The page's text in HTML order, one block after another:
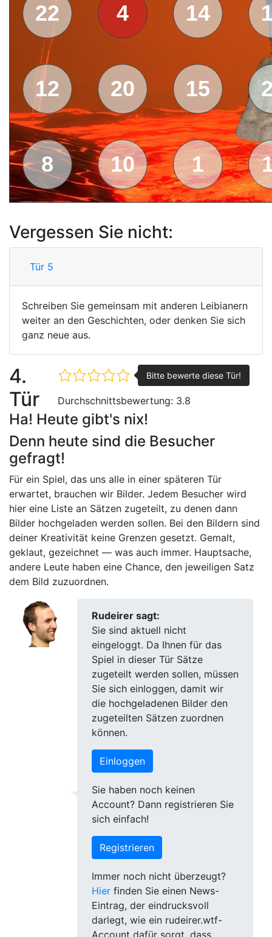
22 4 14
12 20 15
8 10 1
Vergessen Sie nicht:
Tür 5
Schreiben Sie gemeinsam mit anderen Leibianern
weiter an den Geschichten, oder denken Sie sich
ganz neue aus.
4.
Tür
Durchschnittsbewertung: 3.8
Ha! Heute gibt's nix!
Denn heute sind die Besucher
gefragt!
Für ein Spiel, das uns alle in einer späteren Tür
erwartet, brauchen wir Bilder. Jedem Besucher wird
hier eine Liste an Sätzen zugeteilt, zu denen dann
Bilder hochgeladen werden sollen. Bei den Bildern sind
deiner Kreativität keine Grenzen gesetzt. Gemalt,
geklaut, gezeichnet — was auch immer. Hauptsache,
andere Leute haben eine Chance, den jeweiligen Satz
dem Bild zuzuordnen.
Rudeirer sagt:
Sie sind aktuell nicht
eingeloggt. Da Ihnen für das
Spiel in dieser Tür Sätze
zugeteilt werden sollen, müssen
Sie sich einloggen, damit wir
die hochgeladenen Bilder den
zugeteilten Sätzen zuordnen
können.
Einloggen
Sie haben noch keinen
Account? Dann registrieren Sie
sich einfach!
Registrieren
Immer noch nicht überzeugt?
Hier finden Sie einen News-
Eintrag, der eindrucksvoll
darlegt, wie ein rudeirer.wtf-
Account dafür sorgt, dass